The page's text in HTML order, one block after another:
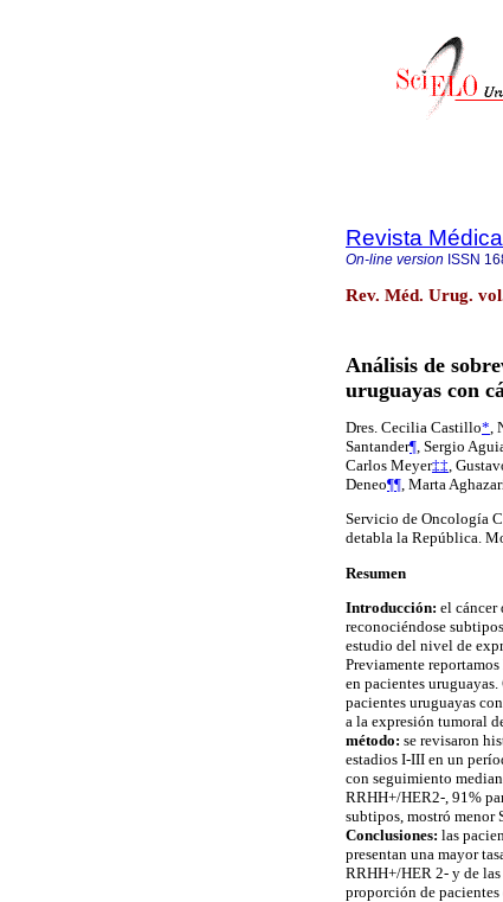
Revista
On-line version ISSN
Rev. Méd. Urug.
Análisis de
uruguayas con
Dres. Cecilia Castillo*,
Santander¶, Sergio
Carlos Meyer‡‡,
Deneo¶¶, Marta
Servicio de Oncología
detabla la República.
Resumen
Introducción: el cáncer
reconociéndose
estudio del nivel de
Previamente
en pacientes uruguayas.
pacientes uruguayas
a la expresión tumoral
método: se revisaron
estadios I-III en un
con seguimiento
RRHH+/HER2-, 91%
subtipos, mostró menor
Conclusiones: las
presentan una mayor
RRHH+/HER 2- y de
proporción de